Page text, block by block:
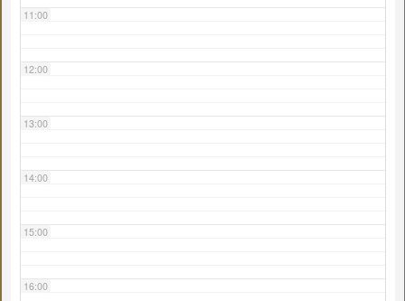
11:00
12:00
13:00
14:00
15:00
16:00